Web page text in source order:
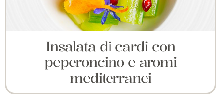
Insalata di cardi con
peperoncino e aromi
mediterranei